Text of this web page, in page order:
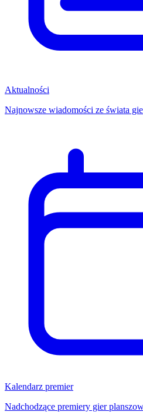
Aktualności
Najnowsze wiadomości ze świata
Kalendarz premier
Nadchodzące premiery gier